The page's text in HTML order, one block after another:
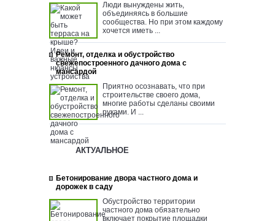
Люди вынуждены жить,
объединяясь в большие
сообщества. Но при этом каждому
хочется иметь ...
Ремонт, отделка и обустройство
свежепостроенного дачного дома с
мансардой
Приятно осознавать, что при
строительстве своего дома,
многие работы сделаны своими
руками. И ...
АКТУАЛЬНОЕ
Бетонирование двора частного дома и
дорожек в саду
Обустройство территории
частного дома обязательно
включает покрытие площадки